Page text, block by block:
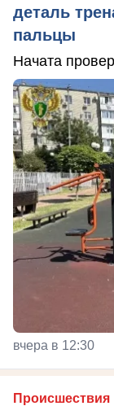
деталь
пальцы
Начата
вчера в 12:30
Происшествия